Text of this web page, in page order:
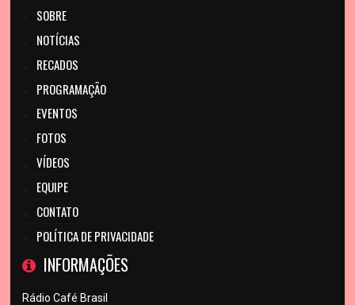
SOBRE
NOTÍCIAS
RECADOS
PROGRAMAÇÃO
EVENTOS
FOTOS
VÍDEOS
EQUIPE
CONTATO
POLÍTICA DE PRIVACIDADE
INFORMAÇÕES
Rádio Café Brasil